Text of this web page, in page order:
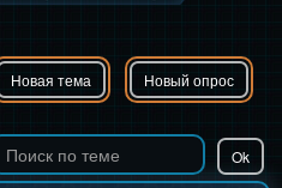
Новая тема Новый опрос